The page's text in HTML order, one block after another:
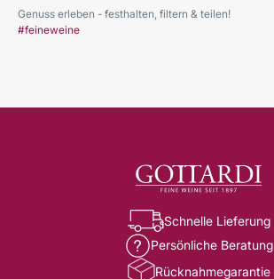
Genuss erleben - festhalten, filtern & teilen!
#feineweine
Schnelle Lieferung
Persönliche Beratung
Rücknahmegarantie